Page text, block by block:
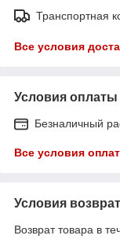
Транспортная
Все условия
Условия оплаты
Безналичный
Все условия
Условия
Возврат товара в